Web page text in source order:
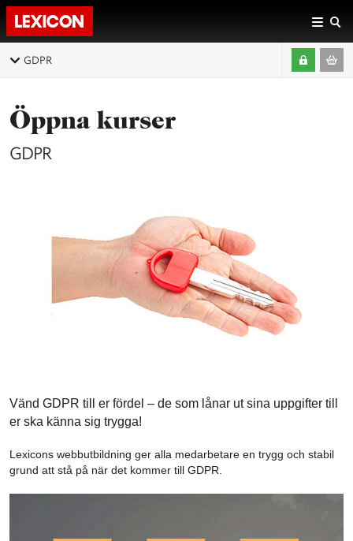
GDPR
Öppna kurser
GDPR
Vänd GDPR till er fördel – de som lånar ut sina uppgifter till
er ska känna sig trygga!
Lexicons webbutbildning ger alla medarbetare en trygg och stabil
grund att stå på när det kommer till GDPR.